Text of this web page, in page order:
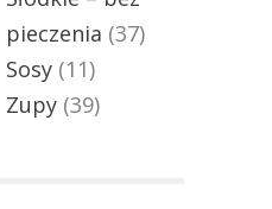
pieczenia (37)
Sosy (11)
Zupy (39)